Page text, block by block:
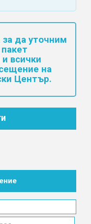
за да уточним
и всички
на
Център.